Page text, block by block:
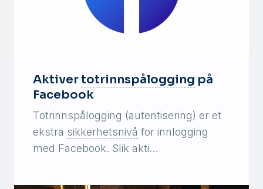
Aktivertotrinnspålogging på
Facebook
Totrinnspålogging (autentisering) er et
ekstra sikkerhetsnivå for innlogging
med Facebook. Slik akti…